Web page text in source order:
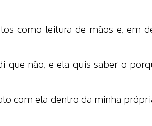
como leitura de mãos e, em
que não, e ela quis saber o
com ela dentro da minha